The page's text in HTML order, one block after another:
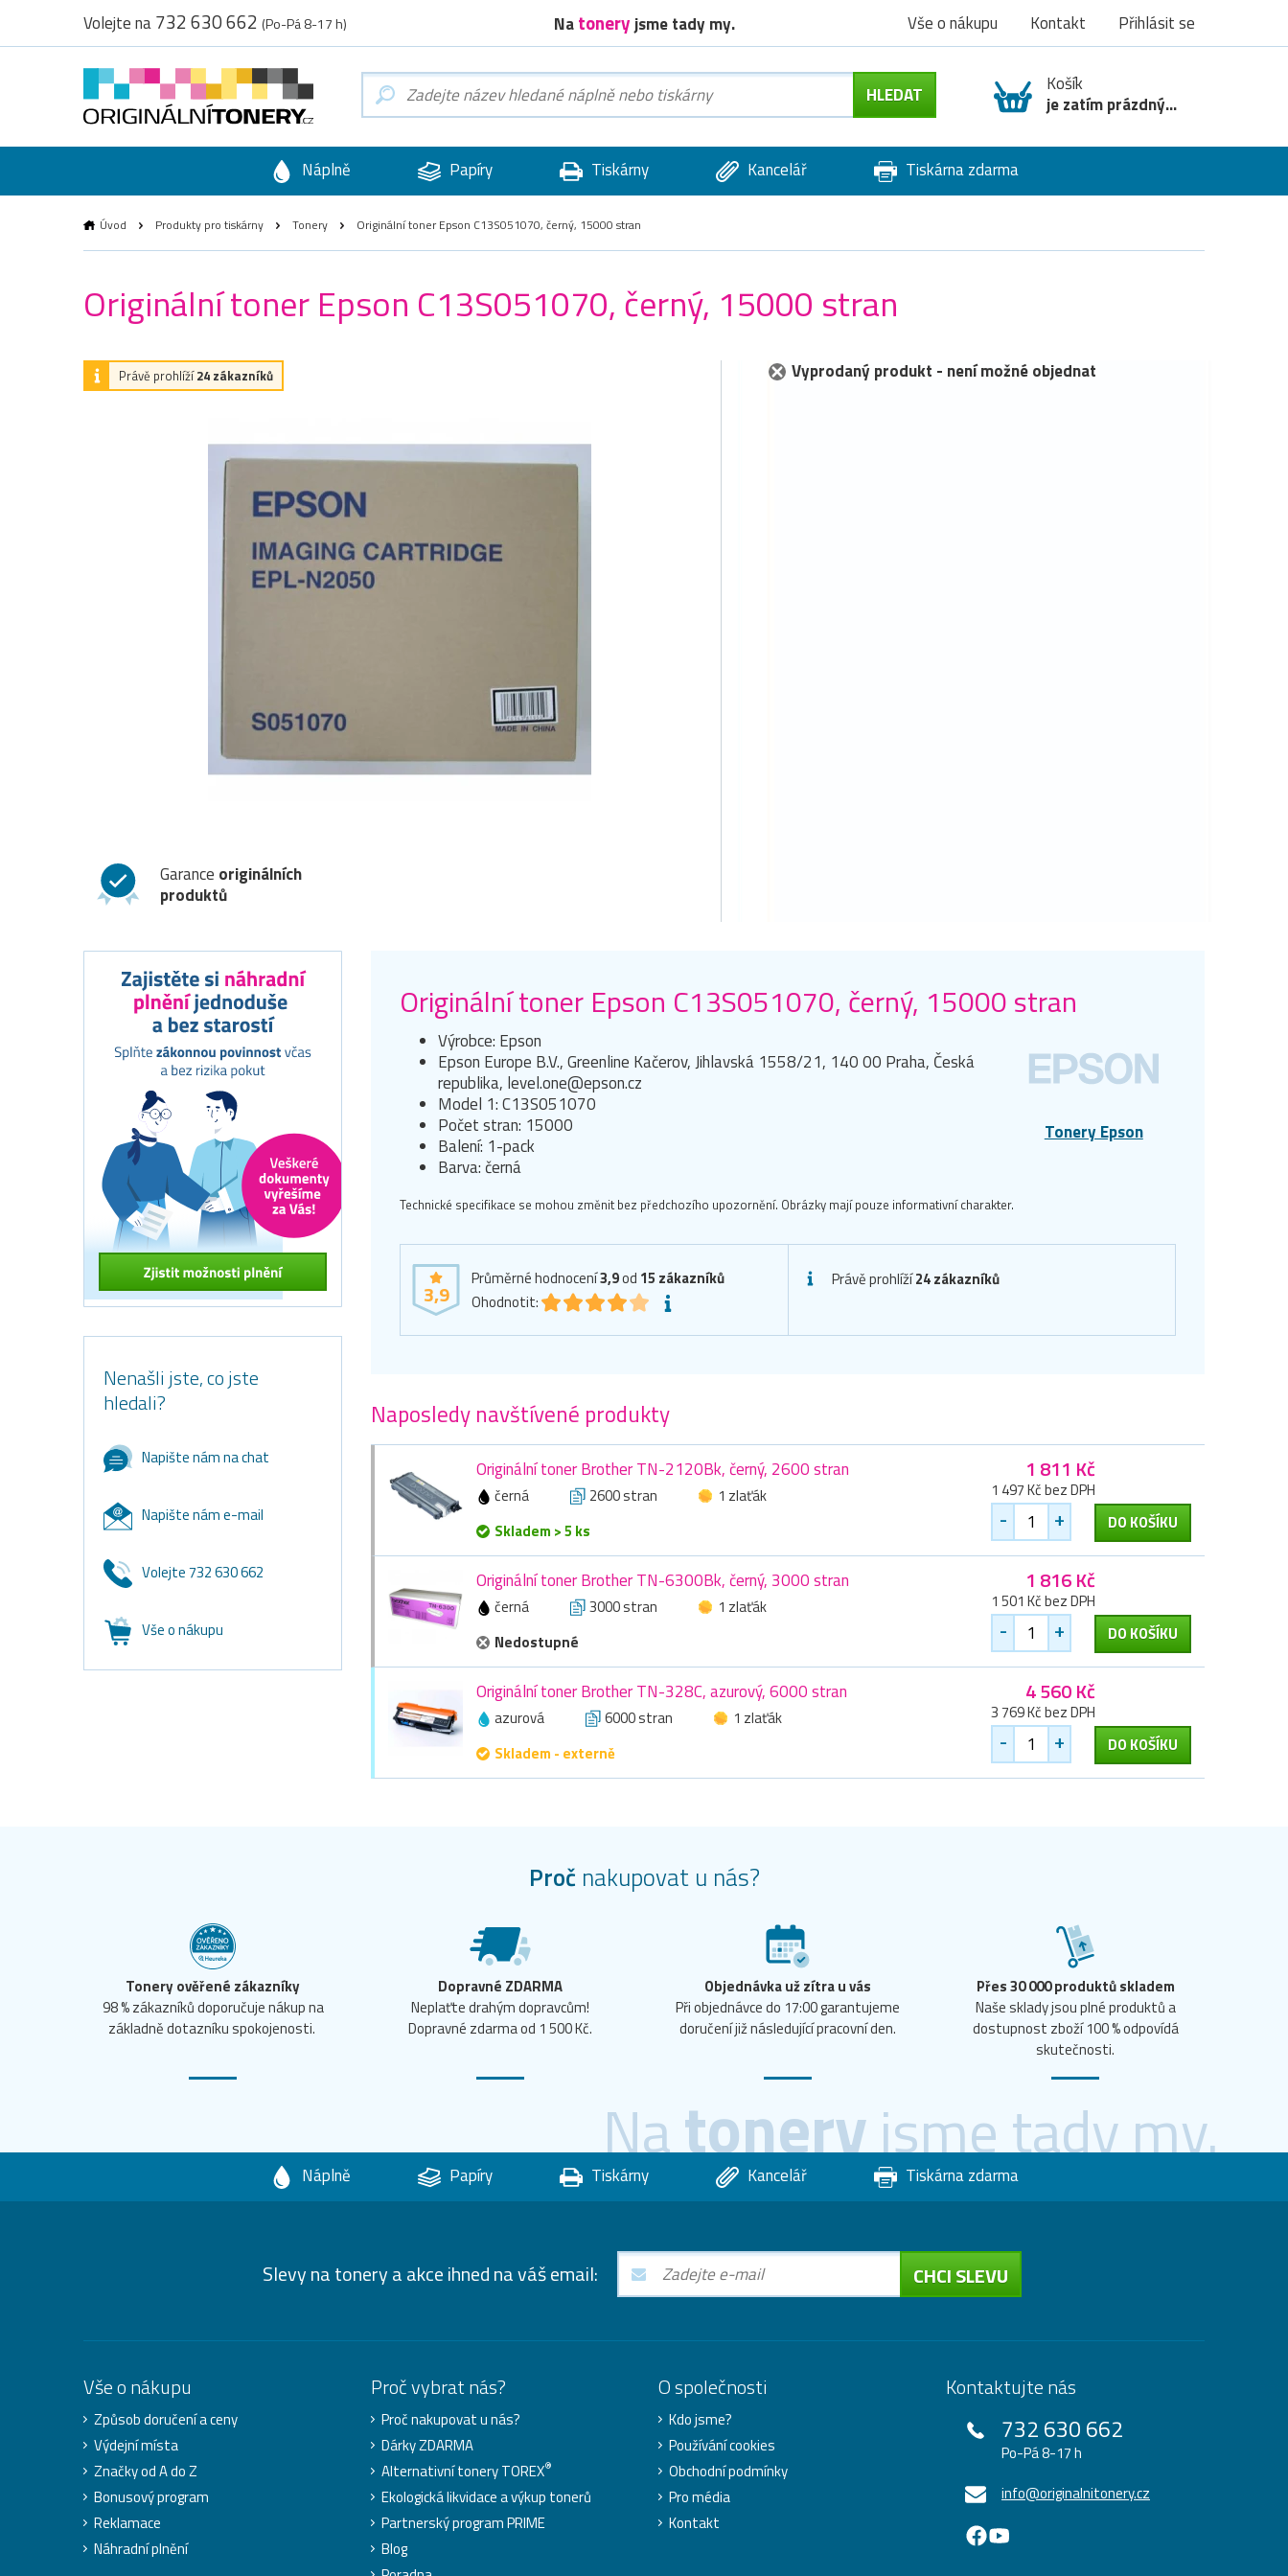
Volejte na732 630 662 (Po-Pá 8-17 h) Natoneryjsme tady my. Vše o nákupu Kontakt Přihlásit se
Košík
je zatím prázdný...
Náplně Papíry Tiskárny Kancelář Tiskárna zdarma
Úvod Produkty pro tiskárny Tonery Originální toner Epson C13S051070, černý, 15000 stran
Originální toner Epson C13S051070, černý, 15000 stran
Právě prohlíží24 zákazníků
Garance originálních
produktů
Vyprodaný produkt - není možné objednat
Nenašli jste, co jste
hledali?
Napište nám na chat
Napište nám e-mail
Volejte 732 630 662
Vše o nákupu
Originální toner Epson C13S051070, černý, 15000 stran
Tonery Epson
Výrobce: Epson
Epson Europe B.V., Greenline Kačerov, Jihlavská 1558/21, 140 00 Praha, Česká
republika, level.one@epson.cz
Model 1: C13S051070
Počet stran: 15000
Balení: 1-pack
Barva: černá
Technické specifikace se mohou změnit bez předchozího upozornění. Obrázky mají pouze informativní charakter.
3,9
Průměrné hodnocení3,9od 15 zákazníků
Ohodnotit:
Právě prohlíží24 zákazníků
Naposledy navštívené produkty
Originální toner Brother TN-2120Bk, černý, 2600 stran
černá 2600 stran
1 zlaťák
Skladem > 5 ks
1 811 Kč
1 497 Kč bez DPH
- + DO KOŠÍKU
Originální toner Brother TN-6300Bk, černý, 3000 stran
černá 3000 stran
1 zlaťák
Nedostupné
1 816 Kč
1 501 Kč bez DPH
- + DO KOŠÍKU
Originální toner Brother TN-328C, azurový, 6000 stran
azurová 6000 stran
1 zlaťák
Skladem - externě
4 560 Kč
3 769 Kč bez DPH
- + DO KOŠÍKU
Proč nakupovat u nás?
Tonery ověřené zákazníky
98 % zákazníků doporučuje nákup na
základně dotazníku spokojenosti.
Dopravné ZDARMA
Neplaťte drahým dopravcům!
Dopravné zdarma od 1 500 Kč.
Objednávka už zítra u vás
Při objednávce do 17:00 garantujeme
doručení již následující pracovní den.
Přes 30 000 produktů skladem
Naše sklady jsou plné produktů a
dostupnost zboží 100 % odpovídá
skutečnosti.
Natoneryjsme tady my.
Náplně Papíry Tiskárny Kancelář Tiskárna zdarma
Slevy na tonery a akce ihned na váš email: CHCI SLEVU
Vše o nákupu
Způsob doručení a ceny
Výdejní místa
Značky od A do Z
Bonusový program
Reklamace
Náhradní plnění
Proč vybrat nás?
Proč nakupovat u nás?
Dárky ZDARMA
Alternativní tonery TOREX®
Ekologická likvidace a výkup tonerů
Partnerský program PRIME
Blog
O společnosti
Kdo jsme?
Používání cookies
Obchodní podmínky
Pro média
Kontakt
Kontaktujte nás
732 630 662
Po-Pá 8-17 h
info@originalnitonery.cz